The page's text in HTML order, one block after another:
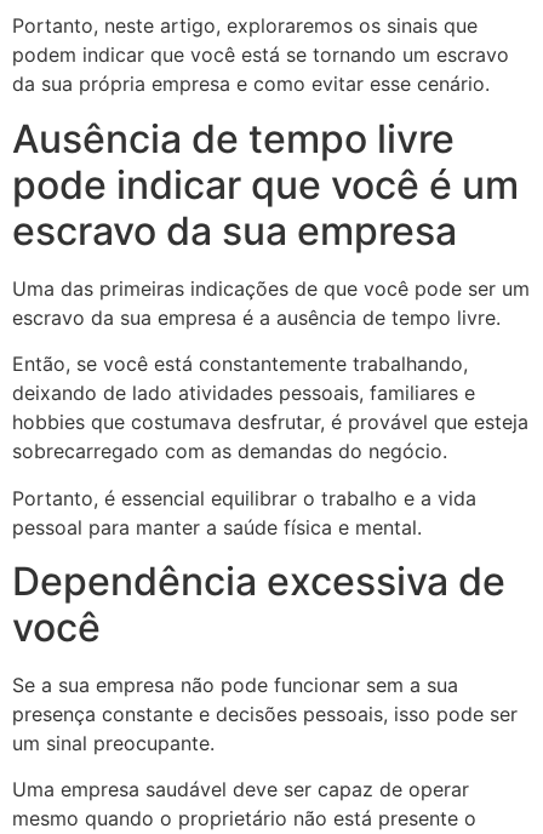
Portanto, neste artigo, exploraremos os sinais que
podem indicar que você está se tornando um escravo
da sua própria empresa e como evitar esse cenário.
Ausência de tempo livre
pode indicar que você é um
escravo da sua empresa
Uma das primeiras indicações de que você pode ser um
escravo da sua empresa é a ausência de tempo livre.
Então, se você está constantemente trabalhando,
deixando de lado atividades pessoais, familiares e
hobbies que costumava desfrutar, é provável que esteja
sobrecarregado com as demandas do negócio.
Portanto, é essencial equilibrar o trabalho e a vida
pessoal para manter a saúde física e mental.
Dependência excessiva de
você
Se a sua empresa não pode funcionar sem a sua
presença constante e decisões pessoais, isso pode ser
um sinal preocupante.
Uma empresa saudável deve ser capaz de operar
mesmo quando o proprietário não está presente o